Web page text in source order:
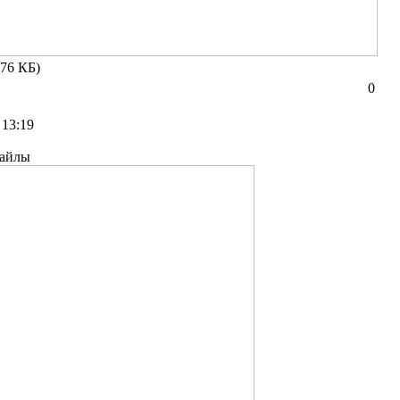
КБ)
0